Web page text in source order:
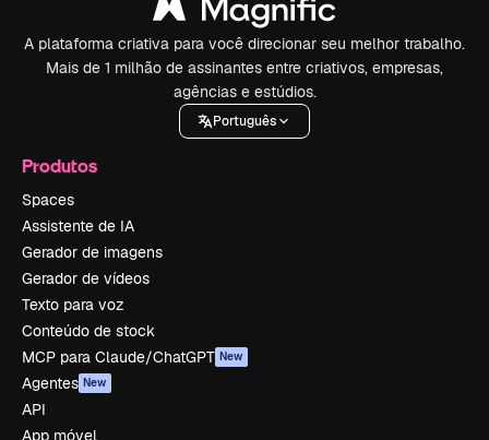
A plataforma criativa para você direcionar seu melhor trabalho.
Mais de 1 milhão de assinantes entre criativos, empresas,
agências e estúdios.
Português
Produtos
Spaces
Assistente de IA
Gerador de imagens
Gerador de vídeos
Texto para voz
Conteúdo de stock
MCP para Claude/ChatGPT New
Agentes New
API
App móvel